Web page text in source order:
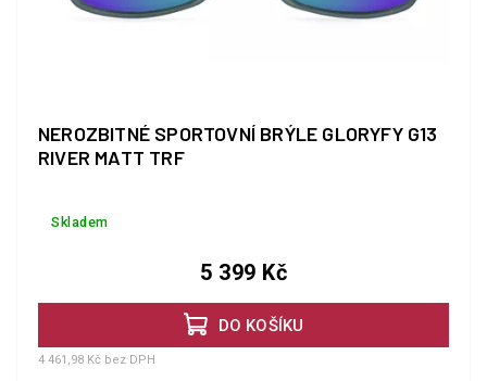
NEROZBITNÉ SPORTOVNÍ BRÝLE GLORYFY G13
RIVER MATT TRF
Skladem
DO KOŠÍKU
4 461,98 Kč bez DPH
5 399 Kč